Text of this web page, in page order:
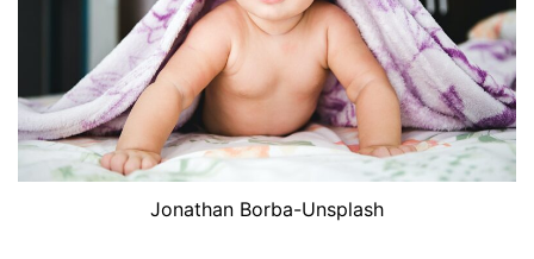
Jonathan Borba-Unsplash